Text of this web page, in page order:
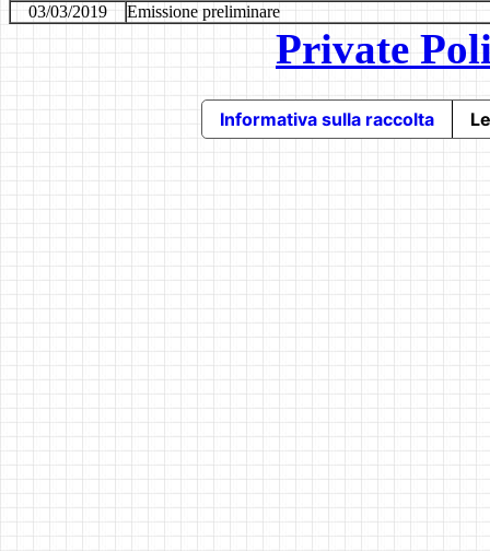
03/03/2019
Emissione preliminare
Private
Informativa sulla raccolta